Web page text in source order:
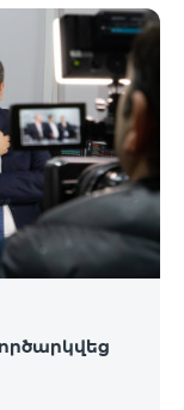
սկսած
Փաթեթի
այստեղ։